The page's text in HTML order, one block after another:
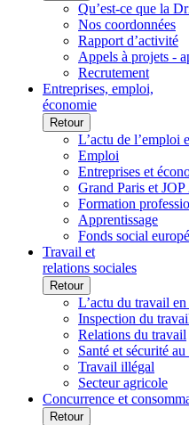
Qu’est-ce que la
Nos coordonnées
Rapport d’activité
Appels à projets -
Recrutement
Entreprises, emploi,
économie
Retour
L’actu de l’emploi
Emploi
Entreprises et
Grand Paris et JOP
Formation
Apprentissage
Fonds social
Travail et
relations sociales
Retour
L’actu du travail
Inspection du
Relations du travail
Santé et sécurité
Travail illégal
Secteur agricole
Concurrence et
Retour